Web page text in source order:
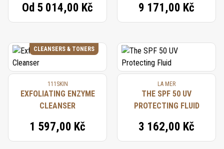
Od 5 014,00 Kč 9 171,00 Kč
CLEANSERS & TONERS
111SKIN
EXFOLIATING ENZYME
CLEANSER
1 597,00 Kč
LA MER
THE SPF 50 UV
PROTECTING FLUID
3 162,00 Kč